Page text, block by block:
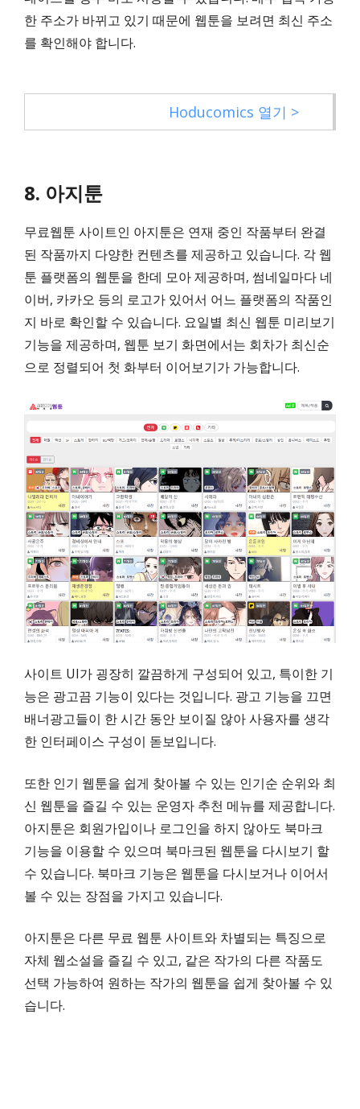
한 주소가 바뀌고 있기 때문에 웹툰을 보려면 최신 주소
를 확인해야 합니다.
Hoducomics 열기 >
8. 아지툰
무료웹툰 사이트인 아지툰은 연재 중인 작품부터 완결
된 작품까지 다양한 컨텐츠를 제공하고 있습니다. 각 웹
툰 플랫폼의 웹툰을 한데 모아 제공하며, 썸네일마다 네
이버, 카카오 등의 로고가 있어서 어느 플랫폼의 작품인
지 바로 확인할 수 있습니다. 요일별 최신 웹툰 미리보기
기능을 제공하며, 웹툰 보기 화면에서는 회차가 최신순
으로 정렬되어 첫 화부터 이어보기가 가능합니다.
사이트 UI가 굉장히 깔끔하게 구성되어 있고, 특이한 기
능은 광고끔 기능이 있다는 것입니다. 광고 기능을 끄면
배너광고들이 한 시간 동안 보이질 않아 사용자를 생각
한 인터페이스 구성이 돋보입니다.
또한 인기 웹툰을 쉽게 찾아볼 수 있는 인기순 순위와 최
신 웹툰을 즐길 수 있는 운영자 추천 메뉴를 제공합니다.
아지툰은 회원가입이나 로그인을 하지 않아도 북마크
기능을 이용할 수 있으며 북마크된 웹툰을 다시보기 할
수 있습니다. 북마크 기능은 웹툰을 다시보거나 이어서
볼 수 있는 장점을 가지고 있습니다.
아지툰은 다른 무료 웹툰 사이트와 차별되는 특징으로
자체 웹소설을 즐길 수 있고, 같은 작가의 다른 작품도
선택 가능하여 원하는 작가의 웹툰을 쉽게 찾아볼 수 있
습니다.